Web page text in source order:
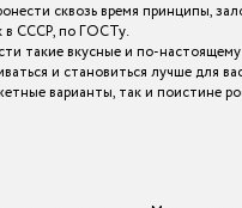
сквозь время принципы,
в СССР, по ГОСТу.
такие вкусные и по-
и становиться лучше для
варианты, так и поистине